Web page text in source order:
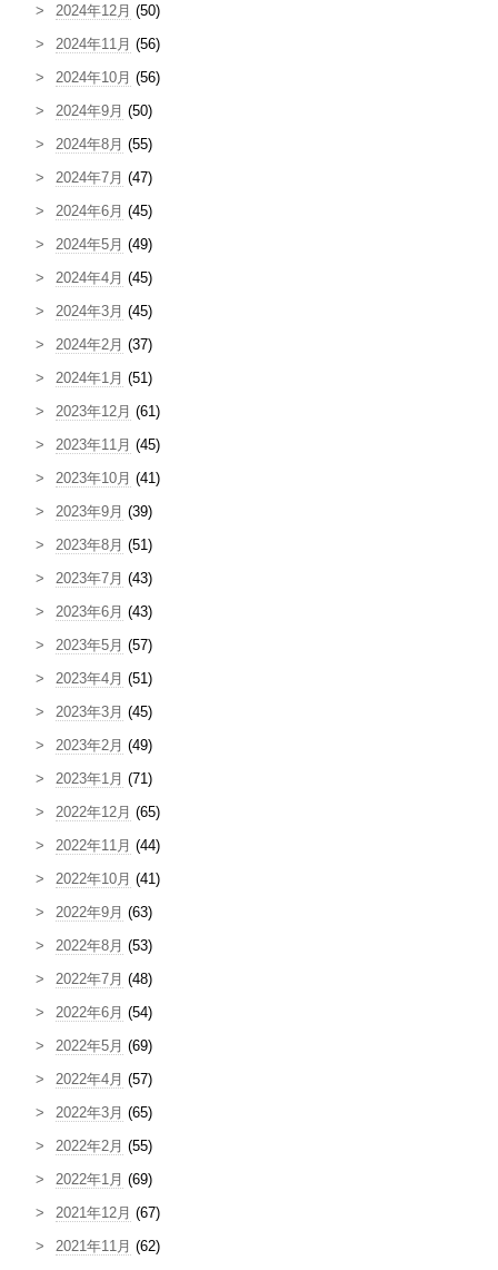
2024年12月 (50)
2024年11月 (56)
2024年10月 (56)
2024年9月 (50)
2024年8月 (55)
2024年7月 (47)
2024年6月 (45)
2024年5月 (49)
2024年4月 (45)
2024年3月 (45)
2024年2月 (37)
2024年1月 (51)
2023年12月 (61)
2023年11月 (45)
2023年10月 (41)
2023年9月 (39)
2023年8月 (51)
2023年7月 (43)
2023年6月 (43)
2023年5月 (57)
2023年4月 (51)
2023年3月 (45)
2023年2月 (49)
2023年1月 (71)
2022年12月 (65)
2022年11月 (44)
2022年10月 (41)
2022年9月 (63)
2022年8月 (53)
2022年7月 (48)
2022年6月 (54)
2022年5月 (69)
2022年4月 (57)
2022年3月 (65)
2022年2月 (55)
2022年1月 (69)
2021年12月 (67)
2021年11月 (62)